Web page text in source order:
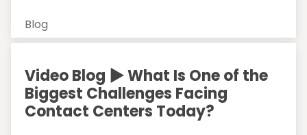
Blog
Video Blog ▶ What Is One of the
Biggest Challenges Facing
Contact Centers Today?